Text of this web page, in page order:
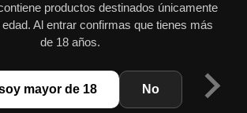
productos destinados únicamente
Al entrar confirmas que tienes más
de 18 años.
mayor de 18 No